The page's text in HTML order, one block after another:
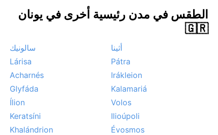
تعكر صفو البحر أحياناً. في الشتاء، قد تنشط العواصف
المطرية القصيرة ورياح البورا الباردة. لا تعاني المدينة من
أعاصير استوائية، لكن موجات الحر القصيرة صيفاً تستدعي
الحذر. باختصار، بيريوس وجهة ساحرة لمن يريد مزيجاً من
الطقس في مدن رئيسية أخرى في يونان
🇬🇷
أثينا
سالونيك
Pátra
Lárisa
Irákleion
Acharnés
Kalamariá
Glyfáda
Volos
Ílion
Ilioúpoli
Keratsíni
Évosmos
Khalándrion